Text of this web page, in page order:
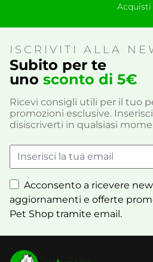
Acquisti
ISCRIVITI ALLA
Subito per te
uno sconto di 5€
Ricevi consigli utili per il tuo
promozioni esclusive.
disiscriverti in qualsiasi
Acconsento a ricevere
aggiornamenti e offerte
Pet Shop tramite email.